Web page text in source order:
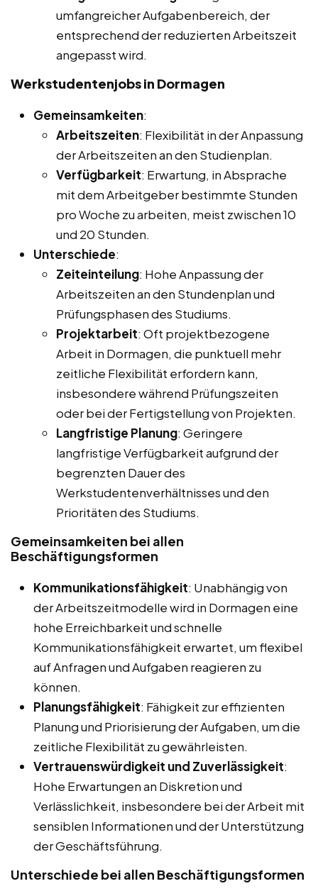
umfangreicher Aufgabenbereich, der
entsprechend der reduzierten Arbeitszeit
angepasst wird.
Werkstudentenjobs in Dormagen
Gemeinsamkeiten:
Arbeitszeiten: Flexibilität in der Anpassung
der Arbeitszeiten an den Studienplan.
Verfügbarkeit: Erwartung, in Absprache
mit dem Arbeitgeber bestimmte Stunden
pro Woche zu arbeiten, meist zwischen 10
und 20 Stunden.
Unterschiede:
Zeiteinteilung: Hohe Anpassung der
Arbeitszeiten an den Stundenplan und
Prüfungsphasen des Studiums.
Projektarbeit: Oft projektbezogene
Arbeit in Dormagen, die punktuell mehr
zeitliche Flexibilität erfordern kann,
insbesondere während Prüfungszeiten
oder bei der Fertigstellung von Projekten.
Langfristige Planung: Geringere
langfristige Verfügbarkeit aufgrund der
begrenzten Dauer des
Werkstudentenverhältnisses und den
Prioritäten des Studiums.
Gemeinsamkeiten bei allen
Beschäftigungsformen
Kommunikationsfähigkeit: Unabhängig von
der Arbeitszeitmodelle wird in Dormagen eine
hohe Erreichbarkeit und schnelle
Kommunikationsfähigkeit erwartet, um flexibel
auf Anfragen und Aufgaben reagieren zu
können.
Planungsfähigkeit: Fähigkeit zur effizienten
Planung und Priorisierung der Aufgaben, um die
zeitliche Flexibilität zu gewährleisten.
Vertrauenswürdigkeit und Zuverlässigkeit:
Hohe Erwartungen an Diskretion und
Verlässlichkeit, insbesondere bei der Arbeit mit
sensiblen Informationen und der Unterstützung
der Geschäftsführung.
Unterschiede bei allen Beschäftigungsformen